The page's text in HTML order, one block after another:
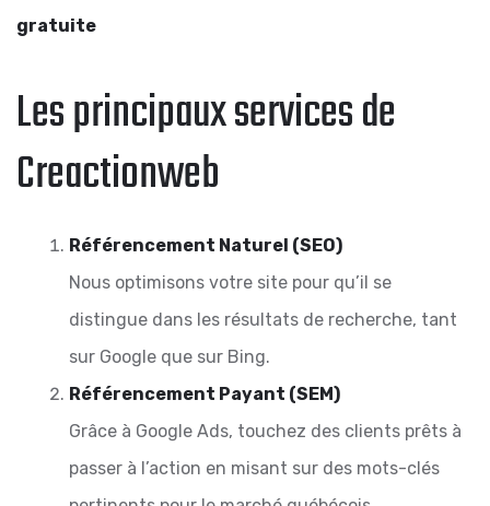
gratuite
Les principaux services de
Creactionweb
Référencement Naturel (SEO)
Nous optimisons votre site pour qu’il se
distingue dans les résultats de recherche, tant
sur Google que sur Bing.
Référencement Payant (SEM)
Grâce à Google Ads, touchez des clients prêts à
passer à l’action en misant sur des mots-clés